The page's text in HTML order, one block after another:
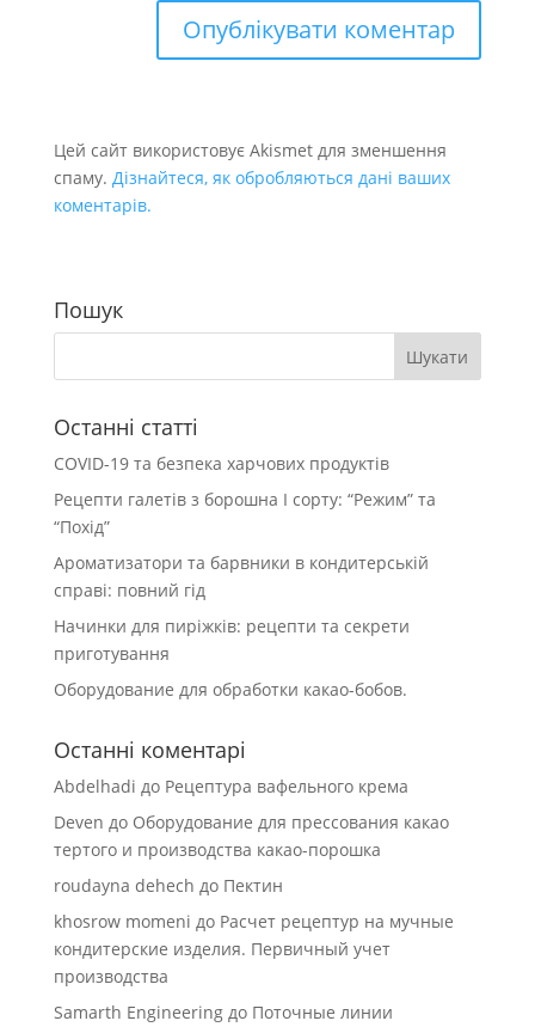
Цей сайт використовує Akismet для зменшення
спаму. Дізнайтеся, як обробляються дані ваших
коментарів.
Пошук
Останні статті
COVID-19 та безпека харчових продуктів
Рецепти галетів з борошна І сорту: “Режим” та
“Похід”
Ароматизатори та барвники в кондитерській
справі: повний гід
Начинки для пиріжків: рецепти та секрети
приготування
Оборудование для обработки какао-бобов.
Останні коментарі
Abdelhadi до Рецептура вафельного крема
Deven до Оборудование для прессования какао
тертого и производства какао-порошка
roudayna dehech до Пектин
khosrow momeni до Расчет рецептур на мучные
кондитерские изделия. Первичный учет
производства
Samarth Engineeringдо Поточные линии